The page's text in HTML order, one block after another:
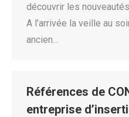
découvrir les
A l’arrivée la veille au
ancien…
Références de
entreprise